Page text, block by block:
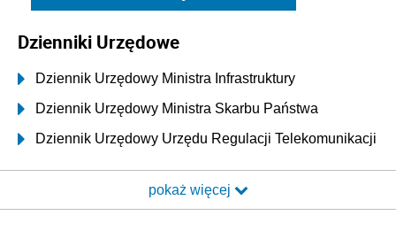
Dzienniki Urzędowe
Dziennik Urzędowy Ministra Infrastruktury
Dziennik Urzędowy Ministra Skarbu Państwa
Dziennik Urzędowy Urzędu Regulacji Telekomunikacji
Dziennik Urzędowy Ministra Transportu i Budownictwa
pokaż więcej